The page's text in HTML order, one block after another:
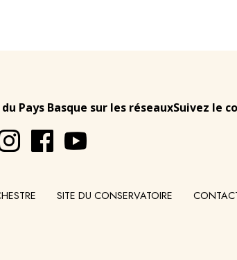
Pays Basque sur les réseauxSuivez le
SITE DU CONSERVATOIRE